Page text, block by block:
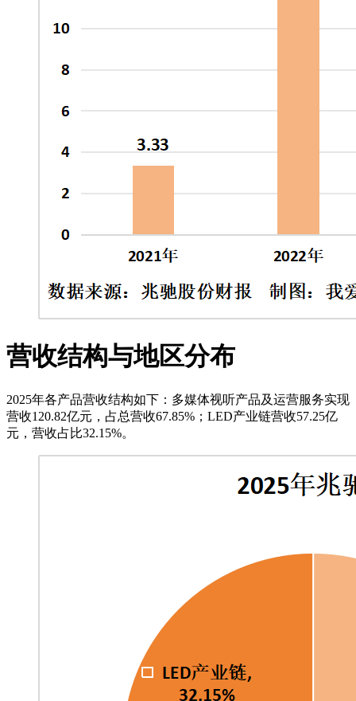
营收结构与地区分布
2025年各产品营收结构如下：多媒体视听产品及运营服务实现
营收120.82亿元，占总营收67.85%；LED产业链营收57.25亿
元，营收占比32.15%。